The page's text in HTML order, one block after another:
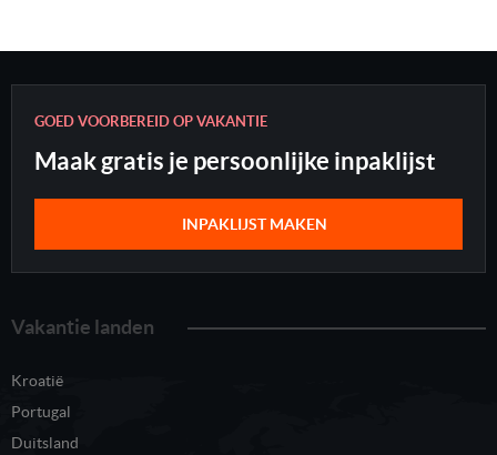
GOED VOORBEREID OP VAKANTIE
Maak gratis je persoonlijke inpaklijst
INPAKLIJST MAKEN
Vakantie landen
Kroatië
Portugal
Duitsland